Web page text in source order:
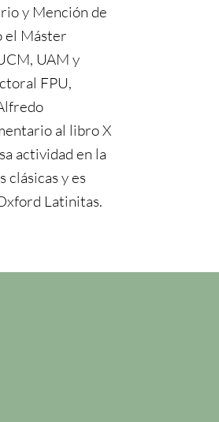
y Mención de
el Máster
UAM y
FPU,
al libro X
actividad en la
clásicas y es
Latinitas.